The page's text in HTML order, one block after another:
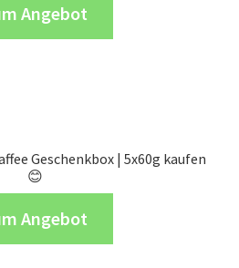
Angebot
Geschenkbox | 5x60g kaufen
😊
Angebot